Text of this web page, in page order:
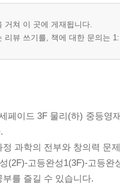
거쳐 이 곳에 게재됩니다.
리뷰 쓰기를, 책에 대한 문의는
페이드 3F 물리(하) 중등영
과학의 전부와 창의력 문
(2F)-고등완성1(3F)-고등
를 즐길 수 있습니다.